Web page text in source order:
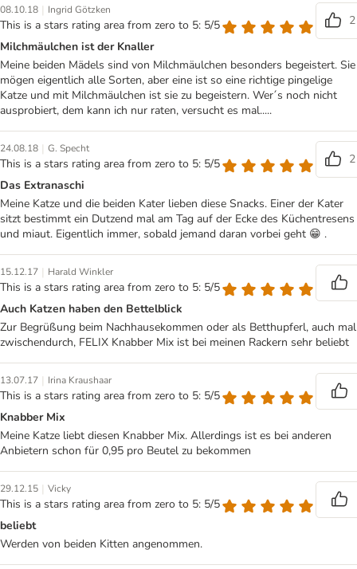
08.10.18 | Ingrid Götzken
This is a stars rating area from zero to 5: 5/5
2
Milchmäulchen ist der Knaller
Meine beiden Mädels sind von Milchmäulchen besonders begeistert. Sie
mögen eigentlich alle Sorten, aber eine ist so eine richtige pingelige
Katze und mit Milchmäulchen ist sie zu begeistern. Wer´s noch nicht
ausprobiert, dem kann ich nur raten, versucht es mal.....
24.08.18 | G. Specht
This is a stars rating area from zero to 5: 5/5
2
Das Extranaschi
Meine Katze und die beiden Kater lieben diese Snacks. Einer der Kater
sitzt bestimmt ein Dutzend mal am Tag auf der Ecke des Küchentresens
und miaut. Eigentlich immer, sobald jemand daran vorbei geht 😁 .
15.12.17 | Harald Winkler
This is a stars rating area from zero to 5: 5/5
Auch Katzen haben den Bettelblick
Zur Begrüßung beim Nachhausekommen oder als Betthupferl, auch mal
zwischendurch, FELIX Knabber Mix ist bei meinen Rackern sehr beliebt
13.07.17 | Irina Kraushaar
This is a stars rating area from zero to 5: 5/5
Knabber Mix
Meine Katze liebt diesen Knabber Mix. Allerdings ist es bei anderen
Anbietern schon für 0,95 pro Beutel zu bekommen
29.12.15 | Vicky
This is a stars rating area from zero to 5: 5/5
beliebt
Werden von beiden Kitten angenommen.